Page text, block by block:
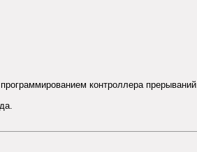
контроллера прерываний.